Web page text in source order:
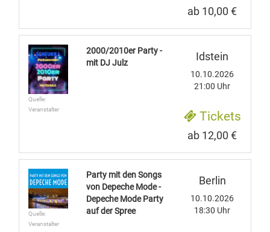
ab 10,00 €
Quelle:
Veranstalter
2000/2010er Party -
mit DJ Julz
Idstein
10.10.2026
21:00 Uhr
Tickets
ab 12,00 €
Quelle:
Veranstalter
Party mit den Songs
von Depeche Mode -
Depeche Mode Party
auf der Spree
Berlin
10.10.2026
18:30 Uhr